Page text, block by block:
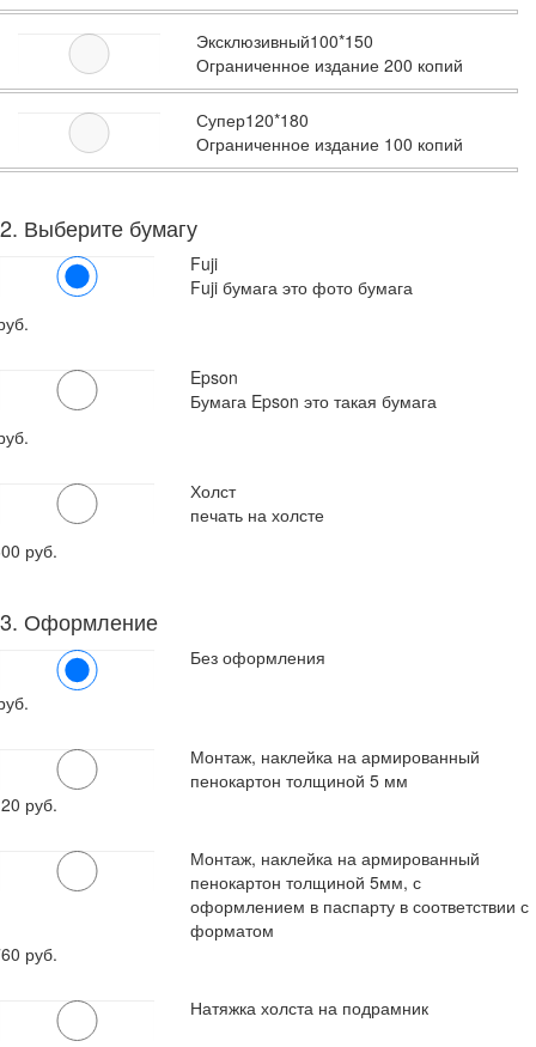
Эксклюзивный100*150
Ограниченное издание 200 копий
Супер120*180
Ограниченное издание 100 копий
2. Выберите бумагу
Fuji
Fuji бумага это фото бумага
Epson
Бумага Epson это такая бумага
Холст
печать на холсте
руб.
3. Оформление
Без оформления
Монтаж, наклейка на армированный
пенокартон толщиной 5 мм
руб.
Монтаж, наклейка на армированный
пенокартон толщиной 5мм, с
оформлением в паспарту в соответствии с
форматом
руб.
Натяжка холста на подрамник